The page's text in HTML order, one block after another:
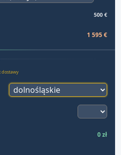
500 €
1 595 €
dostawy
0 zł